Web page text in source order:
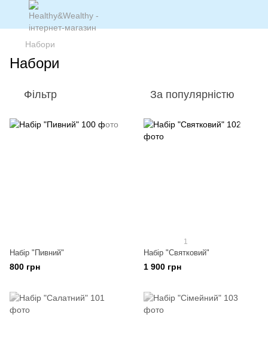
Набори
Набори
Фільтр За популярністю
Набір "Пивний"
800 грн
1
Набір "Святковий"
1 900 грн